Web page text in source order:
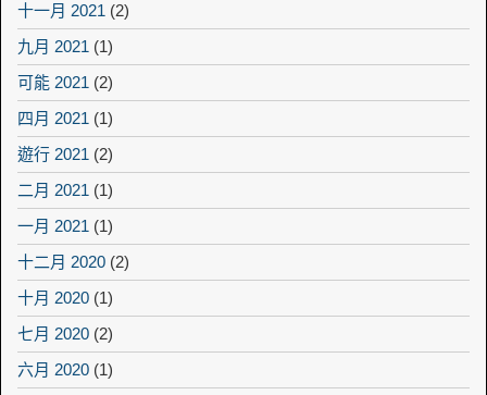
十一月 2021 (2)
九月 2021 (1)
可能 2021 (2)
四月 2021 (1)
遊行 2021 (2)
二月 2021 (1)
一月 2021 (1)
十二月 2020 (2)
十月 2020 (1)
七月 2020 (2)
六月 2020 (1)